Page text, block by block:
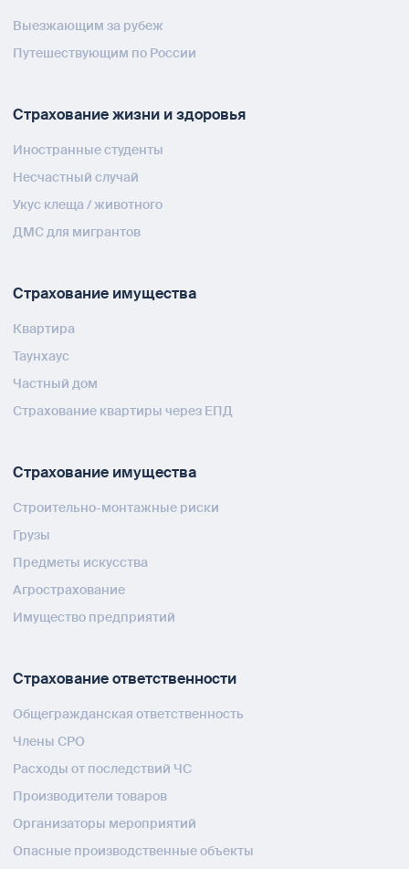
Выезжающим за рубеж
Путешествующим по России
Страхование жизни и здоровья
Иностранные студенты
Несчастный случай
Укус клеща / животного
ДМС для мигрантов
Страхование имущества
Квартира
Таунхаус
Частный дом
Страхование квартиры через ЕПД
Страхование имущества
Строительно-монтажные риски
Грузы
Предметы искусства
Агрострахование
Имущество предприятий
Страхование ответственности
Общегражданская ответственность
Члены СРО
Расходы от последствий ЧС
Производители товаров
Организаторы мероприятий
Опасные производственные объекты